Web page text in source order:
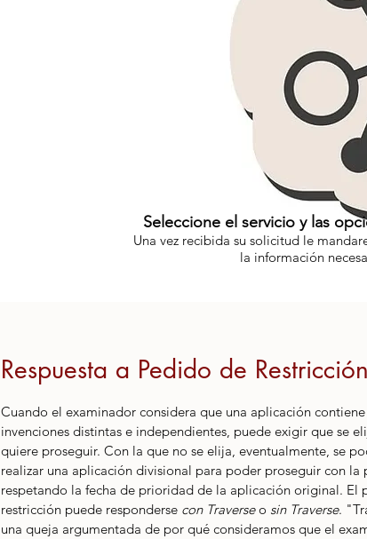
Respuesta a Pedido de Restricción
Cuando el examinador considera que una aplicación
invenciones distintas e independientes, puede exigir que se
quiere proseguir. Con la que no se elija, eventualmente, se
realizar una aplicación divisional para poder proseguir con la
respetando la fecha de prioridad de la aplicación original. El
restricción puede responderse con Traverse o sin Traverse.
una queja argumentada de por qué consideramos que el
Seleccione el servicio y las
Una vez recibida su solicitud le
la información